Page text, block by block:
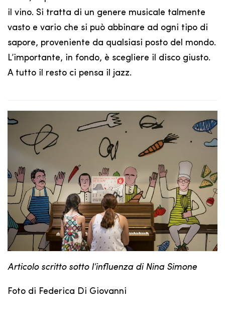
il vino. Si tratta di un genere musicale talmente
vasto e vario che si può abbinare ad ogni tipo di
sapore, proveniente da qualsiasi posto del mondo.
L’importante, in fondo, è scegliere il disco giusto.
A tutto il resto ci pensa il jazz.
Articolo scritto sotto l’influenza di Nina Simone
Foto di Federica Di Giovanni